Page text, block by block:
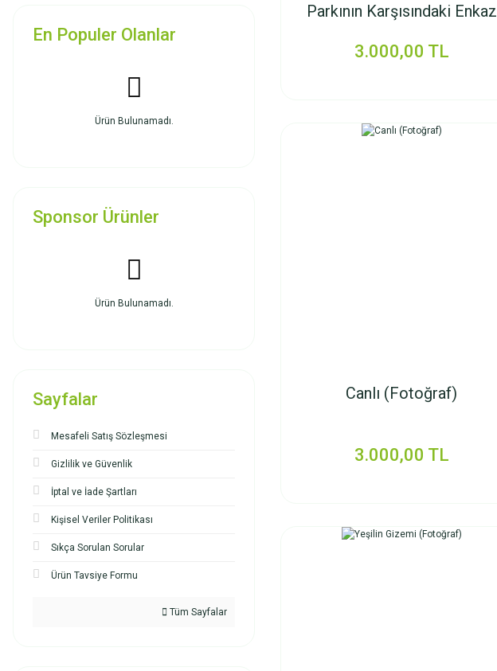
En Populer Olanlar
Ürün Bulunamadı.
Sponsor Ürünler
Ürün Bulunamadı.
Sayfalar
Mesafeli Satış Sözleşmesi
Gizlilik ve Güvenlik
İptal ve İade Şartları
Kişisel Veriler Politikası
Sıkça Sorulan Sorular
Ürün Tavsiye Formu
Tüm Sayfalar
Parkının Karşısındaki Enkaz
3.000,00 TL
Canlı (Fotoğraf)
3.000,00 TL